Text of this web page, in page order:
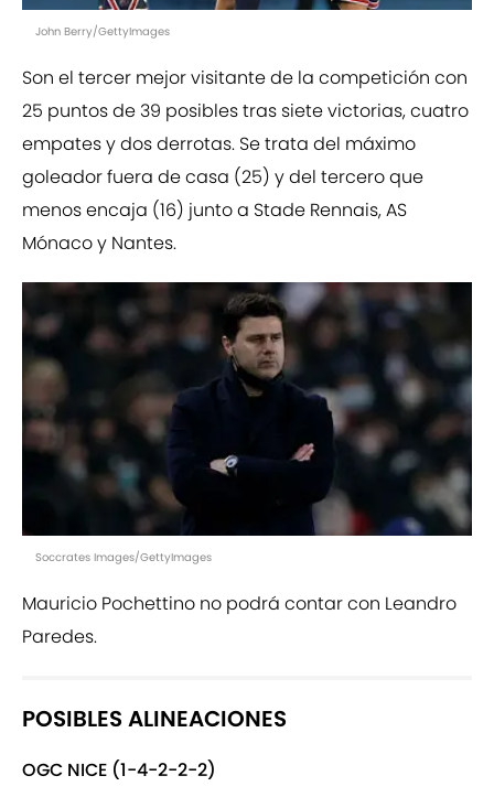
John Berry/GettyImages
Son el tercer mejor visitante de la competición con
25 puntos de 39 posibles tras siete victorias, cuatro
empates y dos derrotas. Se trata del máximo
goleador fuera de casa (25) y del tercero que
menos encaja (16) junto a Stade Rennais, AS
Mónaco y Nantes.
Soccrates Images/GettyImages
Mauricio Pochettino no podrá contar con Leandro
Paredes.
POSIBLES ALINEACIONES
OGC NICE (1-4-2-2-2)